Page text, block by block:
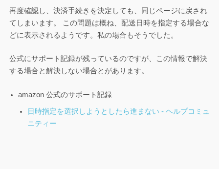
再度確認し、決済手続きを決定しても、同じページに戻され
てしまいます。 この問題は概ね、配送日時を指定する場合な
どに表示されるようです。私の場合もそうでした。
公式にサポート記録が残っているのですが、この情報で解決
する場合と解決しない場合とがあります。
amazon 公式のサポート記録
日時指定を選択しようとしたら進まない - ヘルプコミュ
ニティー